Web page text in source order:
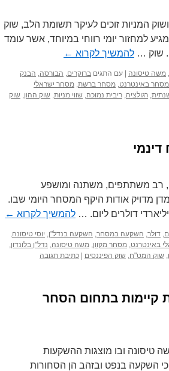
המניות זוכים לעיקר תשומת הלב, שוק
למחזור יומי רווחי במיוחד, אשר עומד
להמשיך לקרוא ←
, משה טיסונה עם התגים ברוקרים, הבורסה, הבנק
מסחר באינטרנט, מסחר ברשת, מסחר ישראלי
, רגולציה, ריבית נמוכה, שווי מניות, שוק ההון, שוק
רב משתתפים, משתנה ומושפע
מדויק אודות היקף המסחר היומי שבו.
דולרים ליום. … להמשיך לקרוא ←
, דולר, השקעה במסחר, השקעה בנדל"ן, יוסי טיסונה,
באינטרנט, מסחר מקוון, משה טיסונה, נדל"ן בלונדון,
, שוק המט"ח, שוק הפיננסים כתיבת תגובה
קיימות בתחום הסחר
טיסונה ובו מוצגות ההשקעות
השקעה בנפט ובזהב הן הסחורות